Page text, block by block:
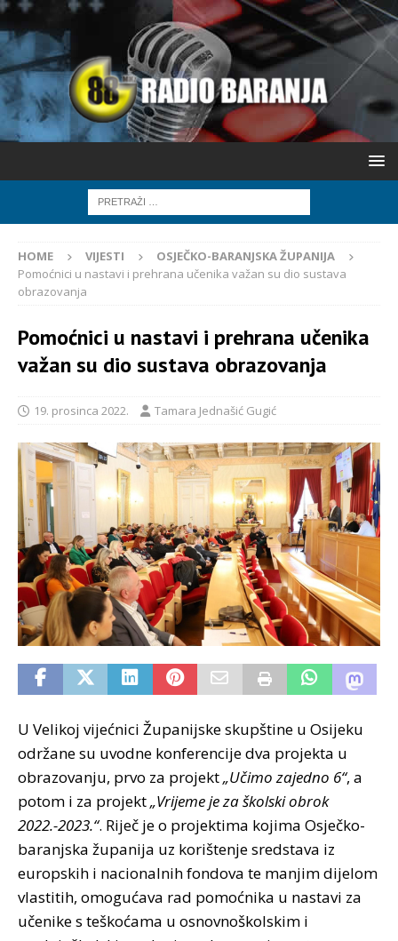
HOME VIJESTI
OSJEČKO-BARANJSKA ŽUPANIJA
Pomoćnici u nastavi i prehrana učenika važan su dio sustava
obrazovanja
Pomoćnici u nastavi i prehrana učenika
važan su dio sustava obrazovanja
19. prosinca 2022. Tamara Jednašić Gugić
U Velikoj vijećnici Županijske skupštine u Osijeku
održane su uvodne konferencije dva projekta u
obrazovanju, prvo za projekt„Učimo zajedno 6“, a
potom i za projekt„Vrijeme je za školski obrok
2022.-2023.“. Riječ je o projektima kojima Osječko-
baranjska županija uz korištenje sredstava iz
europskih i nacionalnih fondova te manjim dijelom
vlastitih, omogućava rad pomoćnika u nastavi za
učenike s teškoćama u osnovnoškolskim i